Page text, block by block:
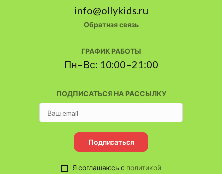
ПОДПИСАТЬСЯ НА РАССЫЛКУ
Подписаться
Я соглашаюсь с политикой
info@ollykids.ru
Обратная связь
ГРАФИК РАБОТЫ
Пн–Вс: 10:00–21:00